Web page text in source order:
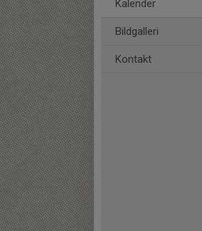
Kalender
Bildgalleri
Kontakt